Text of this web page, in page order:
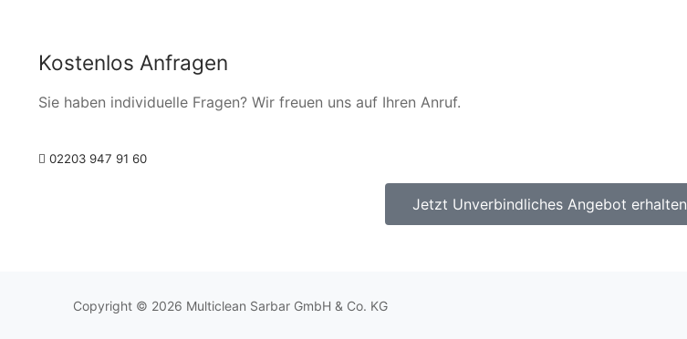
Kostenlos Anfragen
Sie haben individuelle Fragen? Wir freuen uns auf Ihren Anruf.
02203 947 91 60
Jetzt Unverbindliches Angebot erhalten
Copyright © 2026 Multiclean Sarbar GmbH & Co. KG